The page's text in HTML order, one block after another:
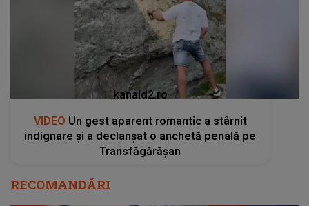
kanald2.ro
VIDEO Un gest aparent romantic a stârnit
indignare și a declanșat o anchetă penală pe
Transfăgărășan
RECOMANDĂRI